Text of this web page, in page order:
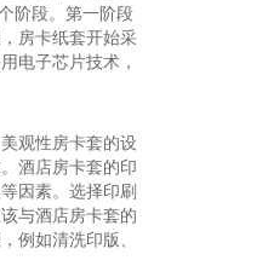
阶段。第一阶段
房卡纸套开始采
电子芯片技术，
观性房卡套的设
酒店房卡套的印
因素。选择印刷
与酒店房卡套的
例如清洗印版、